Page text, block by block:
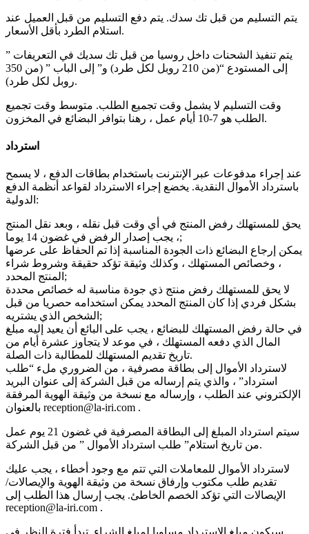
يتم التسليم من قبل تك سدك. يتم دفع التسليم من قبل العميل عند
استلام الطرد بأقل الأسعار.
يتم تنفيذ الشحنات داخل روسيا من قبل تك سديك في التعريفات ”
إلى المستودع “(من 210 روبل لكل طرد) و” إلى الباب ” (من 350
روبل لكل طرد).
وقت التسليم لا يشمل وقت تجميع الطلب. متوسط وقت تجميع
الطلب هو 7-10 أيام عمل ، رهنا بتوافر البضائع في المخزون.
استرداد
عند إجراء مدفوعات عبر الإنترنت باستخدام بطاقات الدفع ، لا يسمح
باسترداد الأموال النقدية. يخضع إجراء الاسترداد لقواعد أنظمة الدفع
الدولية:
يحق للمستهلك رفض المنتج في أي وقت قبل نقله ، وبعد نقل المنتج
، يجب إصدار الرفض في غضون 14 يوما;
يمكن إرجاع البضائع ذات الجودة المناسبة إذا تم الحفاظ على عرضها
، وخصائص المستهلك ، وكذلك وثيقة تؤكد حقيقة وشروط شراء
المنتج المحدد;
لا يحق للمستهلك رفض منتج ذي جودة مناسبة له خصائص محددة
بشكل فردي إذا كان المنتج المحدد يمكن استخدامه حصريا من قبل
الشخص الذي يشتريه;
في حالة رفض المستهلك للبضائع ، يجب على البائع أن يعيد إليه مبلغ
المال الذي دفعه المستهلك ، في موعد لا يتجاوز عشرة أيام من
تاريخ تقديم المستهلك للمطالبة ذات الصلة.
لاسترداد الأموال إلى بطاقة مصرفية ، من الضروري ملء “طلب
استرداد” ، والذي يتم إرساله من قبل الشركة إلى عنوان البريد
الإلكتروني عند الطلب ، وإرساله مع نسخة من وثيقة الهوية المرفقة
بالعنوان reception@la-iri.com .
سيتم استرداد المبلغ إلى البطاقة المصرفية في غضون 21 يوم عمل
من تاريخ استلام” طلب استرداد الأموال ” من قبل الشركة.
لاسترداد الأموال للمعاملات التي تتم مع وجود أخطاء ، يجب عليك
تقديم طلب مكتوب وإرفاق نسخة من وثيقة الهوية والإيصالات/
الإيصالات التي تؤكد الخصم الخاطئ. يجب إرسال هذا الطلب إلى
reception@la-iri.com .